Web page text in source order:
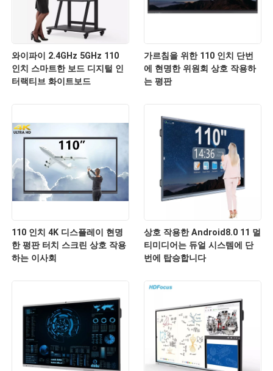
와이파이 2.4GHz 5GHz 110
인치 스마트한 보드 디지털 인
터랙티브 화이트보드
가르침을 위한 110 인치 단번
에 현명한 위원회 상호 작용하
는 평판
110 인치 4K 디스플레이 현명
한 평판 터치 스크린 상호 작용
하는 이사회
상호 작용한 Android8.0 11 멀
티미디어는 듀얼 시스템에 단
번에 탑승합니다